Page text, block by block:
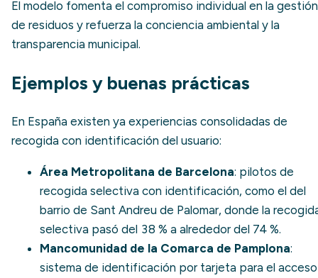
El modelo fomenta el compromiso individual en la gestión
de residuos y refuerza la conciencia ambiental y la
transparencia municipal.
Ejemplos y buenas prácticas
En España existen ya experiencias consolidadas de
recogida con identificación del usuario:
Área Metropolitana de Barcelona: pilotos de
recogida selectiva con identificación, como el del
barrio de Sant Andreu de Palomar, donde la
selectiva pasó del 38 % a alrededor del 74 %.
Mancomunidad de la Comarca de Pamplona:
sistema de identificación por tarjeta para el